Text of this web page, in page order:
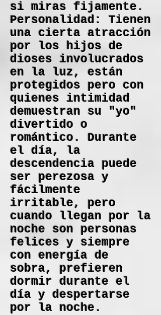
si miras fijamente.
Personalidad: Tienen
una cierta atracción
por los hijos de
dioses involucrados
en la luz, están
protegidos pero con
quienes intimidad
demuestran su "yo"
divertido o
romántico. Durante
el día, la
descendencia puede
ser perezosa y
fácilmente
irritable, pero
cuando llegan por la
noche son personas
felices y siempre
con energía de
sobra, prefieren
dormir durante el
día y despertarse
por la noche.